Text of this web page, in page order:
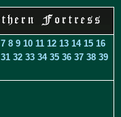
7 8 9 10 11 12 13 14 15 16
31 32 33 34 35 36 37 38 39